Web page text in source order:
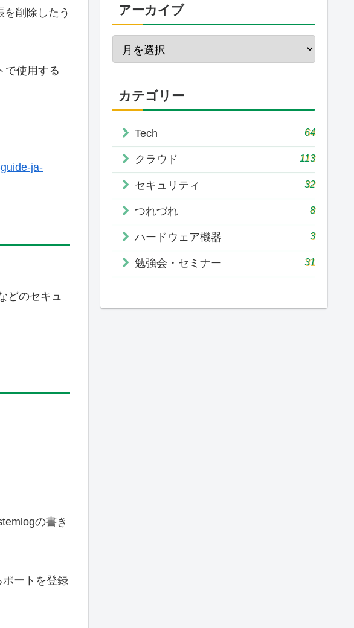
削除したう
で使用する
ja-
どのセキュ
の書き
ートを登録
アーカイブ
カテゴリー
Tech 64
クラウド 113
セキュリティ 32
つれづれ 8
ハードウェア機器 3
勉強会・セミナー 31